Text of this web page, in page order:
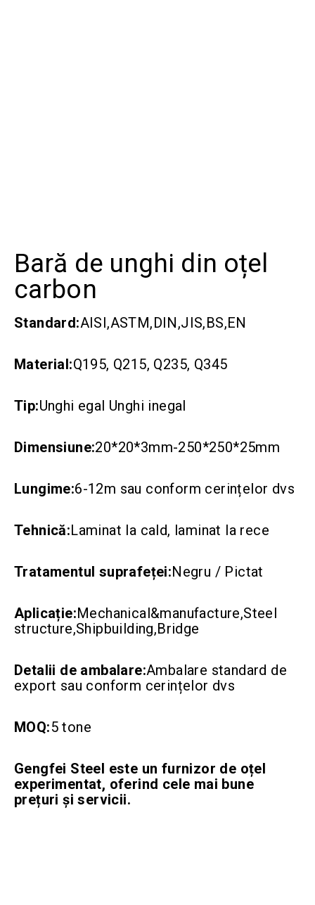
Bară de unghi din oțel
carbon
Standard:AISI,ASTM,DIN,JIS,BS,EN
Material:Q195, Q215, Q235, Q345
Tip:Unghi egal Unghi inegal
Dimensiune:20*20*3mm-250*250*25mm
Lungime:6-12m sau conform cerințelor dvs
Tehnică:Laminat la cald, laminat la rece
Tratamentul suprafeței:Negru / Pictat
Aplicație:Mechanical&manufacture,Steel
structure,Shipbuilding,Bridge
Detalii de ambalare:Ambalare standard de
export sau conform cerințelor dvs
MOQ:5 tone
Gengfei Steel este un furnizor de oțel
experimentat, oferind cele mai bune
prețuri și servicii.